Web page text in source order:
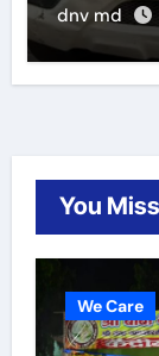
dnv md
You
We Care